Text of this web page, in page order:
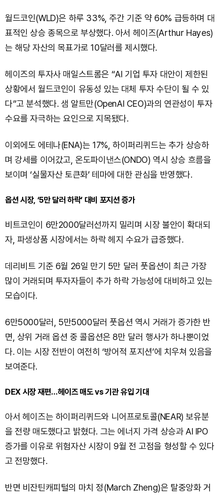
월드코인(WLD)은 하루 33%, 주간 기준 약 60% 급등하며 대
표적인 상승 종목으로 부상했다. 아서 헤이즈(Arthur Hayes)
는 해당 자산의 목표가로 10달러를 제시했다.
헤이즈의 투자사 매일스트롬은 “AI 기업 투자 대안이 제한된
상황에서 월드코인이 유동성 있는 대체 투자 수단이 될 수 있
다”고 분석했다. 샘 알트만(OpenAI CEO)과의 연관성이 투자
수요를 자극하는 요인으로 지목됐다.
이외에도 에테나(ENA)는 17%, 하이퍼리퀴드는 추가 상승하
며 강세를 이어갔고, 온도파이낸스(ONDO) 역시 상승 흐름을
보이며 ‘실물자산 토큰화’ 테마에 대한 관심을 반영했다.
옵션 시장, ‘5만 달러 하락’ 대비 포지션 증가
비트코인이 6만2000달러선까지 밀리며 시장 불안이 확대되
자, 파생상품 시장에서는 하락 헤지 수요가 급증했다.
데리비트 기준 6월 26일 만기 5만 달러 풋옵션이 최근 가장
많이 거래되며 투자자들이 추가 하락 가능성에 대비하고 있는
모습이다.
6만5000달러, 5만5000달러 풋옵션 역시 거래가 증가한 반
면, 상위 거래 옵션 중 콜옵션은 8만 달러 행사가 하나뿐이었
다. 이는 시장 전반이 여전히 ‘방어적 포지션’에 치우쳐 있음을
보여준다.
DEX 시장 재편…헤이즈 매도 vs 기관 유입 기대
아서 헤이즈는 하이퍼리퀴드와 니어프로토콜(NEAR) 보유분
을 전량 매도했다고 밝혔다. 그는 에너지 가격 상승과 AI IPO
증가를 이유로 위험자산 시장이 9월 전 고점을 형성할 수 있다
고 전망했다.
반면 비잔틴캐피털의 마치 정(March Zheng)은 탈중앙화 거